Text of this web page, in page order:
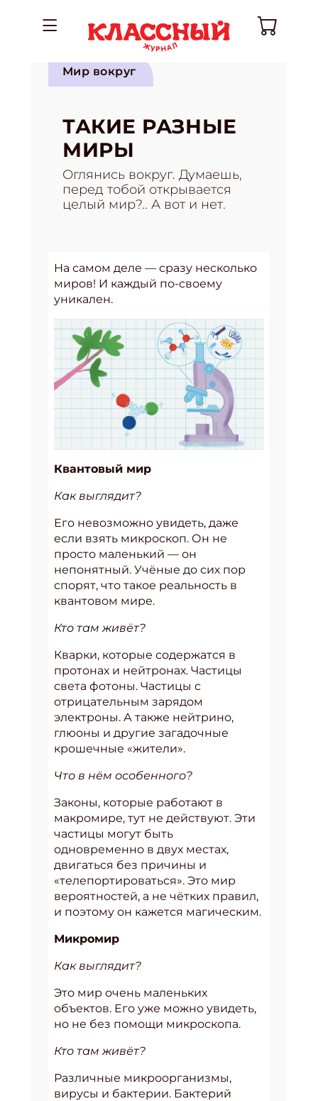
Мир вокруг
ТАКИЕ РАЗНЫЕ
МИРЫ
Оглянись вокруг. Думаешь,
перед тобой открывается
целый мир?.. А вот и нет.
На самом деле — сразу несколько
миров! И каждый по-своему
уникален.
Квантовый мир
Как выглядит?
Его невозможно увидеть, даже
если взять микроскоп. Он не
просто маленький — он
непонятный. Учёные до сих пор
спорят, что такое реальность в
квантовом мире.
Кто там живёт?
Кварки, которые содержатся в
протонах и нейтронах. Частицы
света фотоны. Частицы с
отрицательным зарядом
электроны. А также нейтрино,
глюоны и другие загадочные
крошечные «жители».
Что в нём особенного?
Законы, которые работают в
макромире, тут не действуют. Эти
частицы могут быть
одновременно в двух местах,
двигаться без причины и
«телепортироваться». Это мир
вероятностей, а не чётких правил,
и поэтому он кажется магическим.
Микромир
Как выглядит?
Это мир очень маленьких
объектов. Его уже можно увидеть,
но не без помощи микроскопа.
Кто там живёт?
Различные микроорганизмы,
вирусы и бактерии. Бактерий